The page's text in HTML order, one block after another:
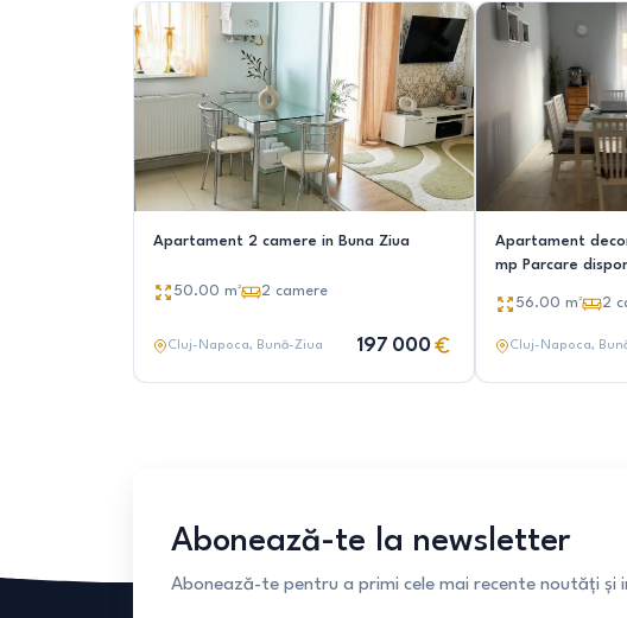
Apartament 2 camere in Buna Ziua
50.00 m² 2 camere
Cluj-Napoca, Bună-Ziua 197 000
Apartament
mp Parcare
56.00 m² 2
Cluj-Napoca,
Abonează-te la newsletter
Abonează-te pentru a primi cele mai recente noutăți și